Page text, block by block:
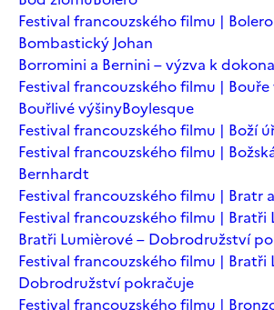
Festival francouzského filmu | Bolero
Bombastický Johan
Borromini a Bernini – výzva k
Festival francouzského filmu |
Bouřlivé výšinyBoylesque
Festival francouzského filmu | Boží
Festival francouzského filmu |
Bernhardt
Festival francouzského filmu | Bratr
Festival francouzského filmu | Bratři
Bratři Lumièrové – Dobrodružství
Festival francouzského filmu | Bratři
Dobrodružství pokračuje
Festival francouzského filmu |